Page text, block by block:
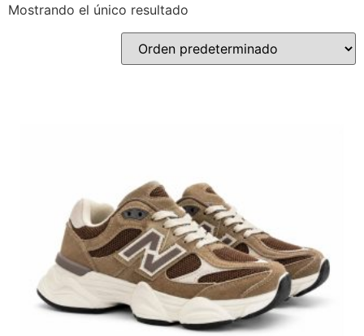
Mostrando el único resultado